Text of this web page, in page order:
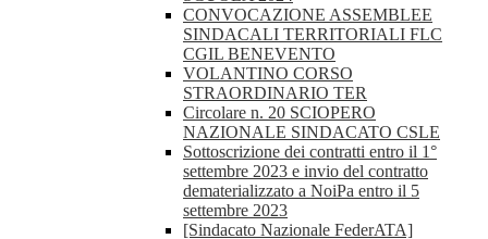
CONVOCAZIONE ASSEMBLEE
SINDACALI TERRITORIALI FLC
CGIL BENEVENTO
VOLANTINO CORSO
STRAORDINARIO TER
Circolare n. 20 SCIOPERO
NAZIONALE SINDACATO CSLE
Sottoscrizione dei contratti entro il 1°
settembre 2023 e invio del contratto
dematerializzato a NoiPa entro il 5
settembre 2023
[Sindacato Nazionale FederATA]